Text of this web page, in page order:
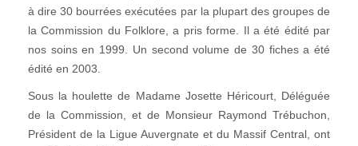
à dire 30 bourrées exécutées par la plupart des groupes de
la Commission du Folklore, a pris forme. Il a été édité par
nos soins en 1999. Un second volume de 30 fiches a été
édité en 2003.
Sous la houlette de Madame Josette Héricourt, Déléguée
de la Commission, et de Monsieur Raymond Trébuchon,
Président de la Ligue Auvergnate et du Massif Central, ont